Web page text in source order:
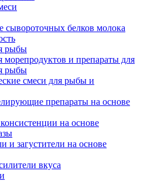
сывороточных белков молока
рыбы
морепродуктов и препараты для
рыбы
смеси для рыбы и
препараты на основе
на основе
и загустители на основе
вкуса